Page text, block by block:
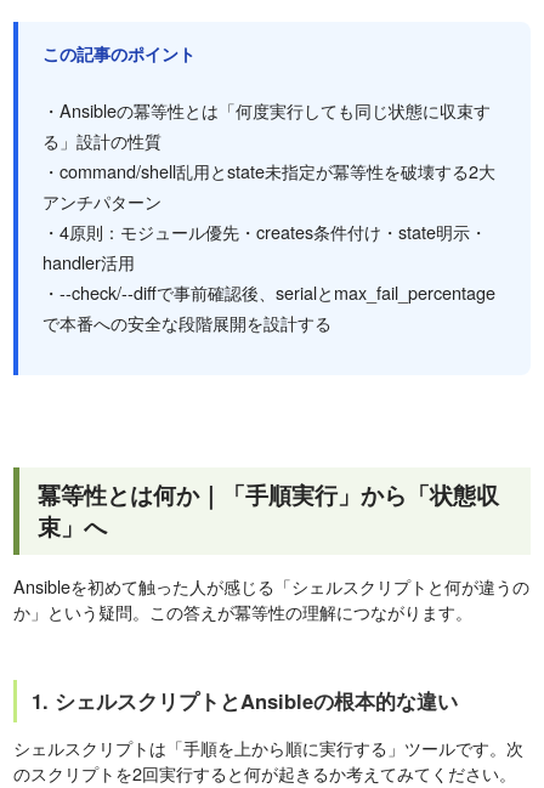
この記事のポイント
・Ansibleの冪等性とは「何度実行しても同じ状態に収束す
る」設計の性質
・command/shell乱用とstate未指定が冪等性を破壊する2大
アンチパターン
・4原則：モジュール優先・creates条件付け・state明示・
handler活用
・--check/--diffで事前確認後、serialとmax_fail_percentage
で本番への安全な段階展開を設計する
冪等性とは何か｜「手順実行」から「状態収
束」へ
Ansibleを初めて触った人が感じる「シェルスクリプトと何が違うの
か」という疑問。この答えが冪等性の理解につながります。
1. シェルスクリプトとAnsibleの根本的な違い
シェルスクリプトは「手順を上から順に実行する」ツールです。次
のスクリプトを2回実行すると何が起きるか考えてみてください。